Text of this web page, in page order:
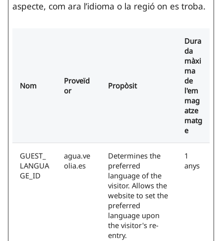
aspecte, com ara l’idioma o la regió on es troba.
Nom
Proveïd
or
Propòsit
Dura
da
màxi
ma
de
l'em
mag
atze
matg
e
GUEST_
LANGUA
GE_ID
agua.ve
olia.es
Determines the
preferred
language of the
visitor. Allows the
website to set the
preferred
language upon
the visitor's re-
entry.
1
anys